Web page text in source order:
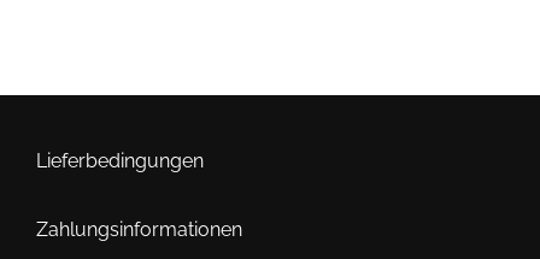
Lieferbedingungen
Zahlungsinformationen